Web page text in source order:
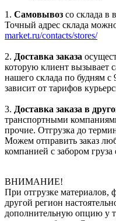
1. Самовывоз со склада в
Точный адрес склада
market.ru/contacts/stores/
2. Доставка заказа
которую клиент вызывает
нашего склада по будням с
зависит от тарифов
3. Доставка заказа в
транспортными
прочие. Отгрузка до
Можем отправить заказ
компанией с забором груза
ВНИМАНИЕ!
При отгрузке материалов,
другой регион
дополнительную опцию у